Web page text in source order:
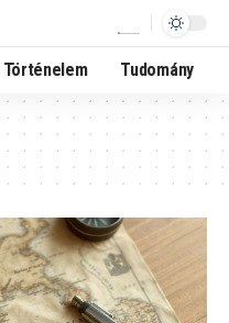
Történelem Tudomány